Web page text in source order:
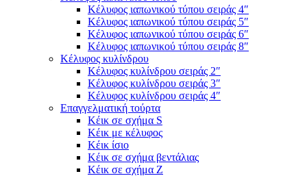
Κέλυφος ιαπωνικού τύπου σειράς 4″
Κέλυφος ιαπωνικού τύπου σειράς 5″
Κέλυφος ιαπωνικού τύπου σειράς 6″
Κέλυφος ιαπωνικού τύπου σειράς 8″
Κέλυφος κυλίνδρου
Κέλυφος κυλίνδρου σειράς 2″
Κέλυφος κυλίνδρου σειράς 3″
Κέλυφος κυλίνδρου σειράς 4″
Επαγγελματική τούρτα
Κέικ σε σχήμα S
Κέικ με κέλυφος
Κέικ ίσιο
Κέικ σε σχήμα βεντάλιας
Κέικ σε σχήμα Ζ